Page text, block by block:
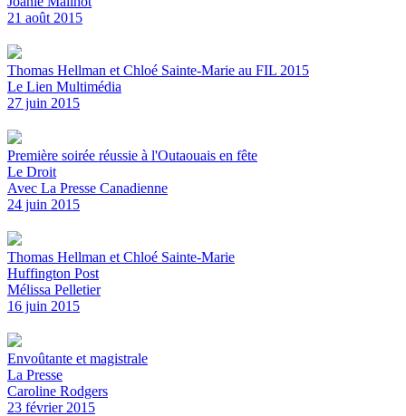
21 août 2015
Thomas Hellman et Chloé Sainte-Marie au FIL 2015
Le Lien Multimédia
27 juin 2015
Première soirée réussie à l'Outaouais en fête
Le Droit
Avec La Presse Canadienne
24 juin 2015
Thomas Hellman et Chloé Sainte-Marie
Huffington Post
Mélissa Pelletier
16 juin 2015
Envoûtante et magistrale
La Presse
Caroline Rodgers
23 février 2015